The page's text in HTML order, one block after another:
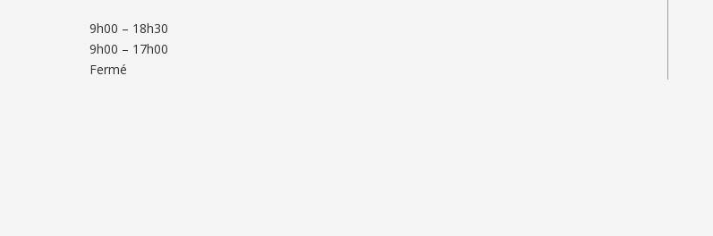
9h00 – 18h30
9h00 – 17h00
Fermé